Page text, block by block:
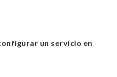
un servicio ​​en